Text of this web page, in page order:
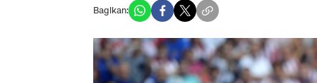
Bagikan: